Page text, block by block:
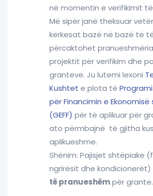
në momentin e verifikimit
Më sipër janë theksuar
kërkesat bazë në bazë të
përcaktohet
projektit për verifikim dhe
granteve. Ju lutemi lexoni
Kushtet e plota të
për Financimin e Ekonomisë
(GEFF) për të aplikuar për
ato përmbajnë të gjitha
aplikueshme.
Shënim: Pajisjet shtëpiake
ngrirësit dhe kondicionerët)
të pranueshëmpër grante.